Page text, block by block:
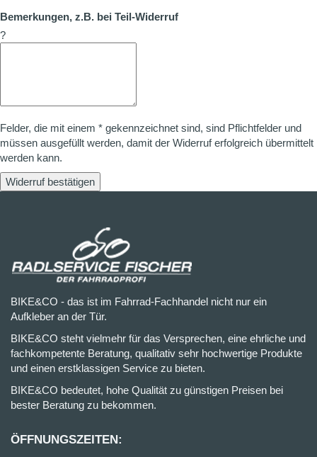
Bemerkungen, z.B. bei Teil-Widerruf
?
Felder, die mit einem * gekennzeichnet sind, sind Pflichtfelder und
müssen ausgefüllt werden, damit der Widerruf erfolgreich übermittelt
werden kann.
Widerruf bestätigen
BIKE&CO - das ist im Fahrrad-Fachhandel nicht nur ein
Aufkleber an der Tür.
BIKE&CO steht vielmehr für das Versprechen, eine ehrliche und
fachkompetente Beratung, qualitativ sehr hochwertige Produkte
und einen erstklassigen Service zu bieten.
BIKE&CO bedeutet, hohe Qualität zu günstigen Preisen bei
bester Beratung zu bekommen.
ÖFFNUNGSZEITEN: